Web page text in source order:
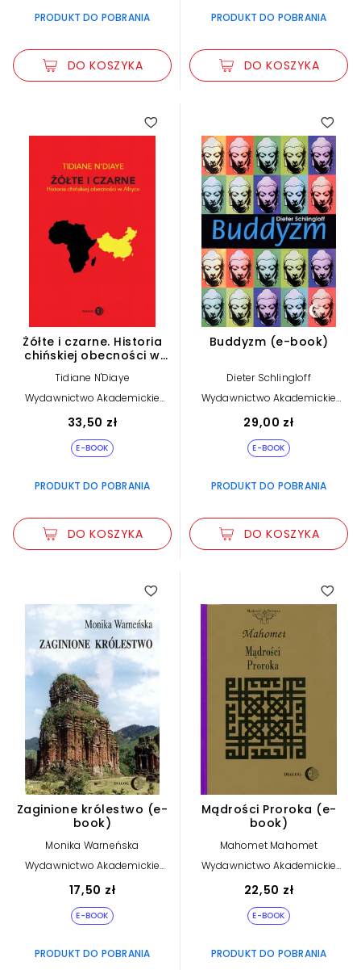
PRODUKT DO POBRANIA
DO KOSZYKA
PRODUKT DO POBRANIA
DO KOSZYKA
Żółte i czarne. Historia
chińskiej obecności w
Afryce (e-book)
Tidiane N'Diaye
Wydawnictwo Akademickie
33,50 zł
E-BOOK
PRODUKT DO POBRANIA
DO KOSZYKA
Buddyzm (e-book)
Dieter Schlingloff
Wydawnictwo Akademickie
29,00 zł
E-BOOK
PRODUKT DO POBRANIA
DO KOSZYKA
Zaginione królestwo (e-
book)
Monika Warneńska
Wydawnictwo Akademickie
17,50 zł
E-BOOK
PRODUKT DO POBRANIA
Mądrości Proroka (e-
book)
Mahomet Mahomet
Wydawnictwo Akademickie
22,50 zł
E-BOOK
PRODUKT DO POBRANIA